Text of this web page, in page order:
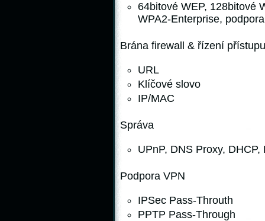
64bitové WEP, 128bitové
WPA2-Enterprise,
Brána firewall & řízení
URL
Klíčové slovo
IP/MAC
Správa
UPnP, DNS Proxy,
Podpora VPN
IPSec Pass-Throuth
PPTP Pass-Through